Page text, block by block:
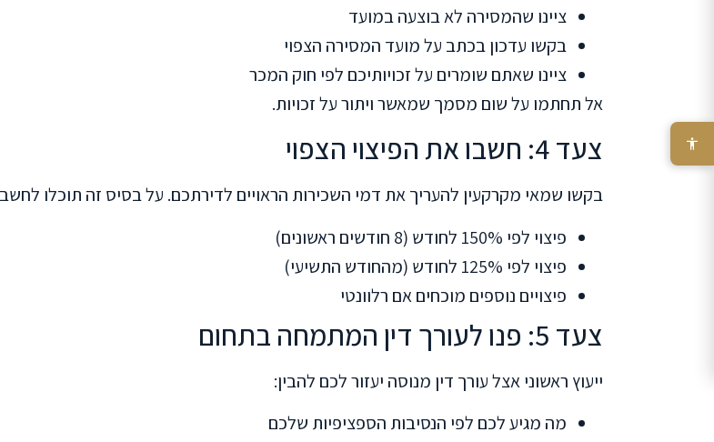
ציינו שהמסירה לא בוצעה במועד
בקשו עדכון בכתב על מועד המסירה הצפוי
ציינו שאתם שומרים על זכויותיכם לפי חוק המכר
אל תחתמו על שום מסמך שמאשר ויתור על זכויות.
צעד 4: חשבו את הפיצוי הצפוי
בקשו שמאי מקרקעין להעריך את דמי השכירות הראויים לדירתכם. על בסיס זה תוכלו
פיצוי לפי 150% לחודש (8 חודשים ראשונים)
פיצוי לפי 125% לחודש (מהחודש התשיעי)
פיצויים נוספים מוכחים אם רלוונטי
צעד 5: פנו לעורך דין המתמחה בתחום
ייעוץ ראשוני אצל עורך דין מנוסה יעזור לכם להבין:
מה מגיע לכם לפי הנסיבות הספציפיות שלכם